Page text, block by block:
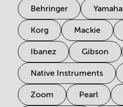
Behringer Yamaha
Korg Mackie
Ibanez Gibson
Native Instruments
Zoom Pearl